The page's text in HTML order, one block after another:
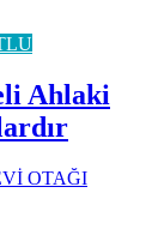
Ahlaki
OTAĞI